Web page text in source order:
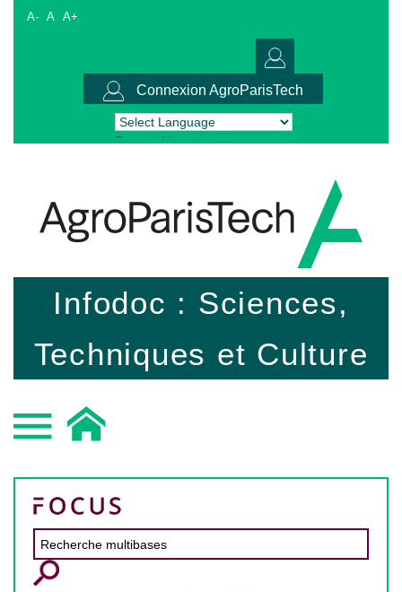
A- A A+
Connexion AgroParisTech
Powered by Translate
Infodoc : Sciences,
Techniques et Culture